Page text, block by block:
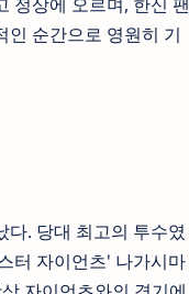
정상에 오르며, 한신 팬
인 순간으로 영원히 기
. 당대 최고의 투수였
터 자이언츠' 나가시마